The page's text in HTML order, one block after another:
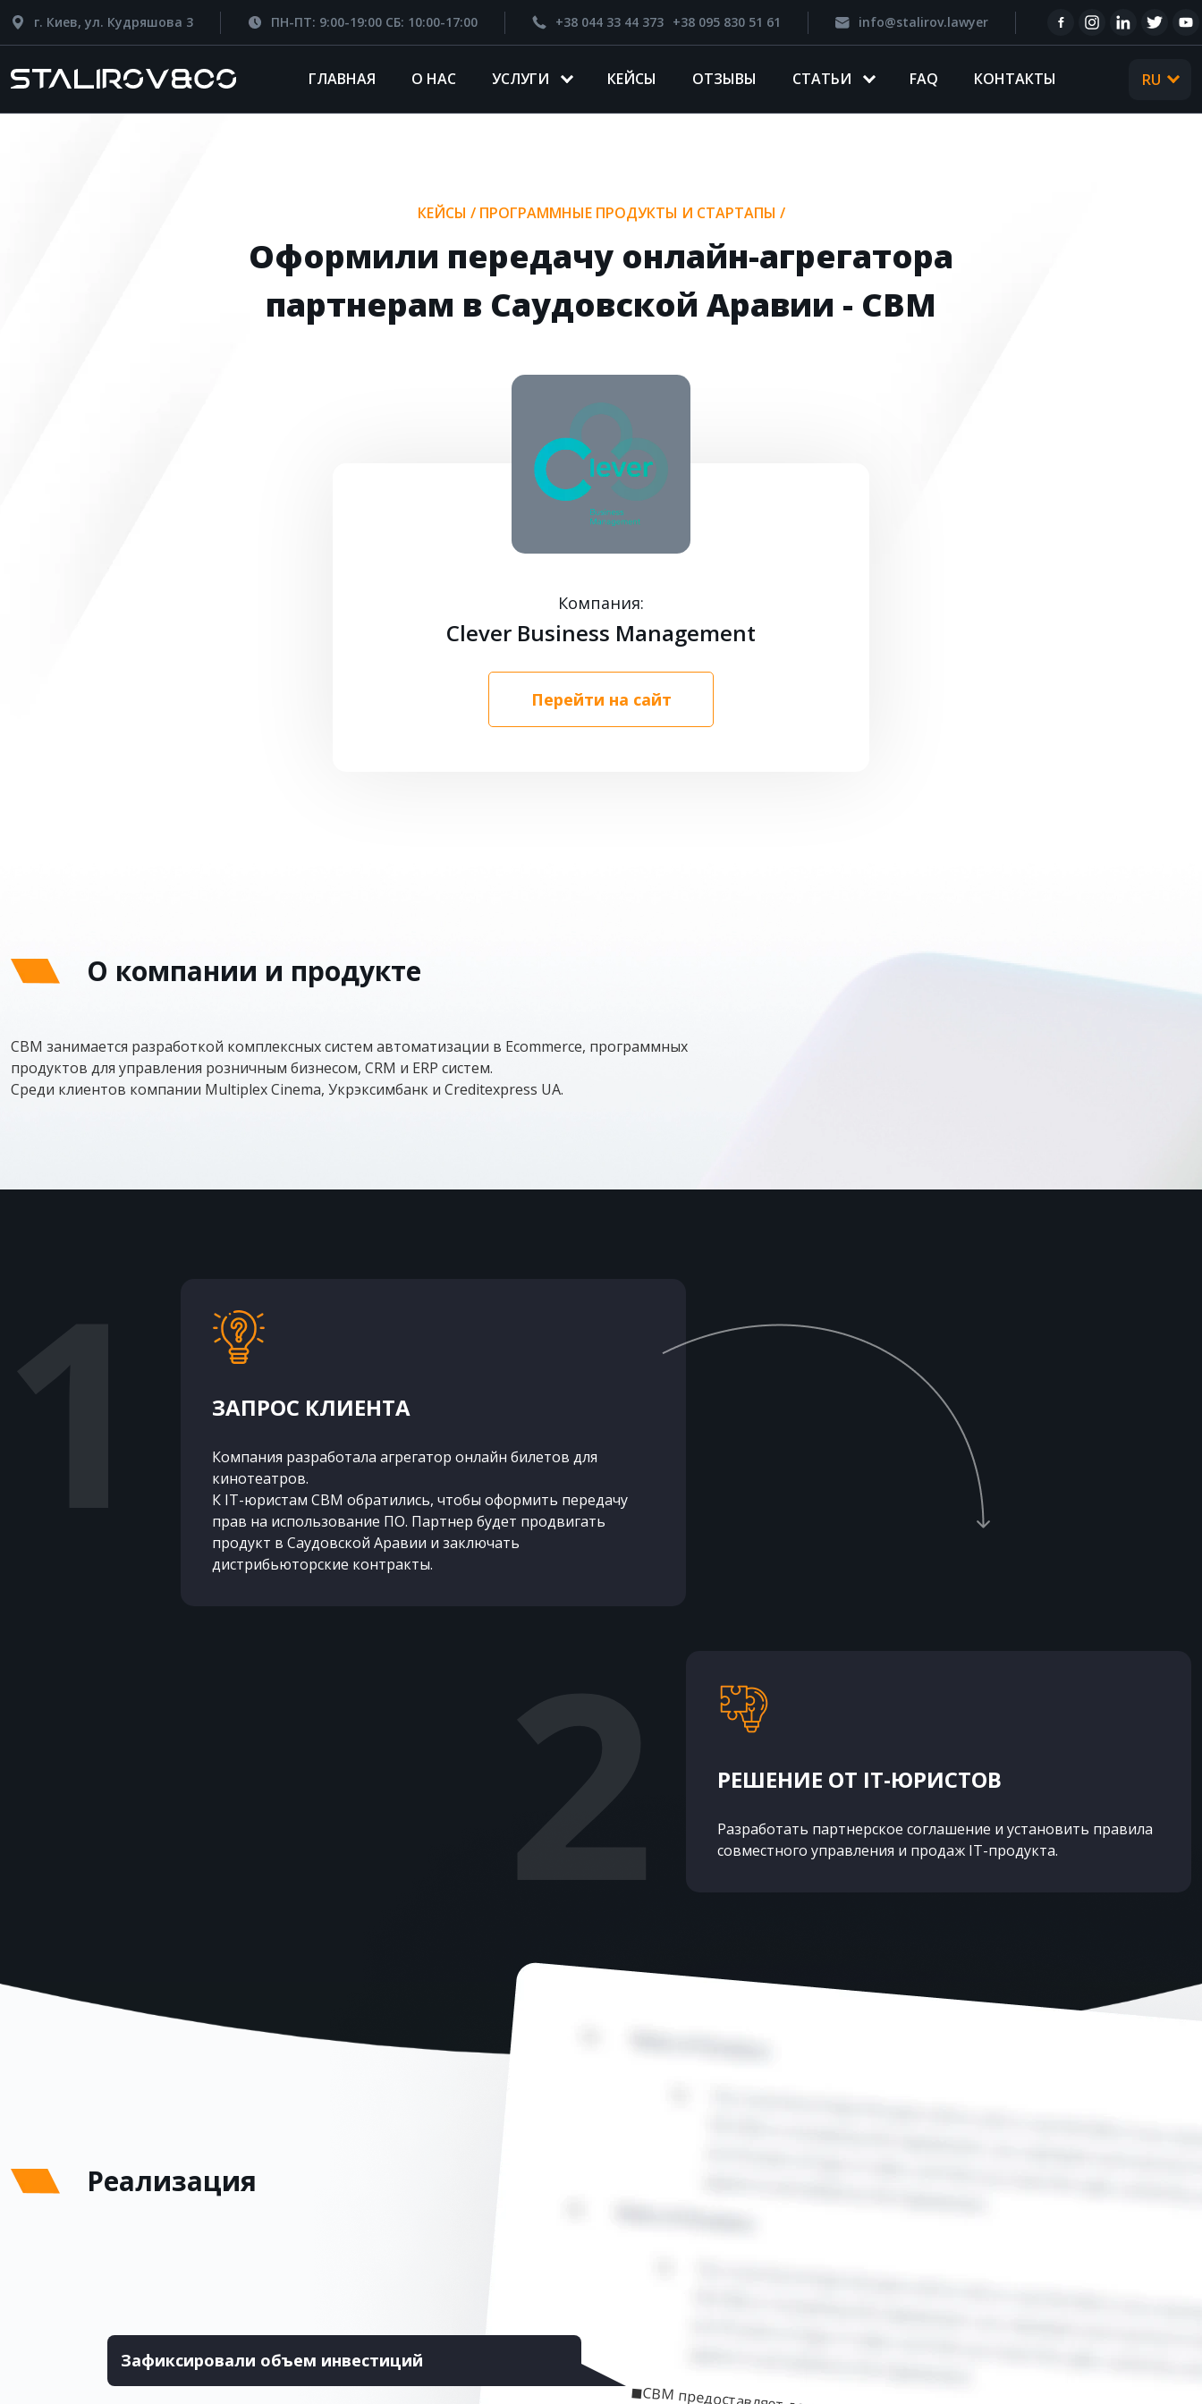
г. Киев, ул. Кудряшова 3 ПН-ПТ: 9:00-19:00 СБ: 10:00-17:00 +38 044 33 44 373 +38 095 830 51 61 info@stalirov.lawyer
ГЛАВНАЯ О НАС УСЛУГИ КЕЙСЫ ОТЗЫВЫ CТАТЬИ FAQ КОНТАКТЫ RU
UA
КЕЙСЫ / ПРОГРАММНЫЕ ПРОДУКТЫ И СТАРТАПЫ /
Оформили передачу онлайн-агрегатора
партнерам в Саудовской Аравии - CBM
Компания:
Clever Business Management
Перейти на сайт
О компании и продукте
CBM занимается разработкой комплексных систем автоматизации в Ecommerce, программных
продуктов для управления розничным бизнесом, CRM и ERP систем.
Среди клиентов компании Multiplex Cinema, Укрэксимбанк и Creditexpress UA.
ЗАПРОС КЛИЕНТА
Компания разработала агрегатор онлайн билетов для
кинотеатров.
К IT-юристам CBM обратились, чтобы оформить передачу
прав на использование ПО. Партнер будет продвигать
продукт в Саудовской Аравии и заключать
дистрибьюторские контракты.
РЕШЕНИЕ ОТ IT-ЮРИСТОВ
Разработать партнерское соглашение и установить правила
совместного управления и продаж IT-продукта.
Реализация
Зафиксировали объем инвестиций
◼